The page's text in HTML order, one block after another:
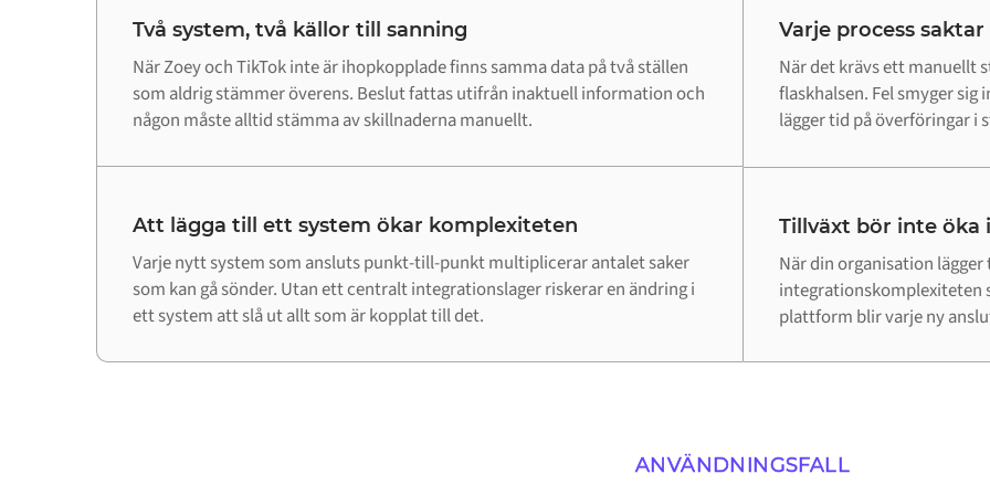
Två system, två källor till sanning
När Zoey och TikTok inte är ihopkopplade finns samma data på två ställen
som aldrig stämmer överens. Beslut fattas utifrån inaktuell information och
någon måste alltid stämma av skillnaderna manuellt.
Varje process
När det krävs ett manuellt
flaskhalsen. Fel smyger
lägger tid på överföringar i
Att lägga till ett system ökar komplexiteten
Varje nytt system som ansluts punkt-till-punkt multiplicerar antalet saker
som kan gå sönder. Utan ett centralt integrationslager riskerar en ändring i
ett system att slå ut allt som är kopplat till det.
Tillväxt bör inte
När din organisation
integrationskomplexiteten
plattform blir varje ny
ANVÄNDNINGSFALL